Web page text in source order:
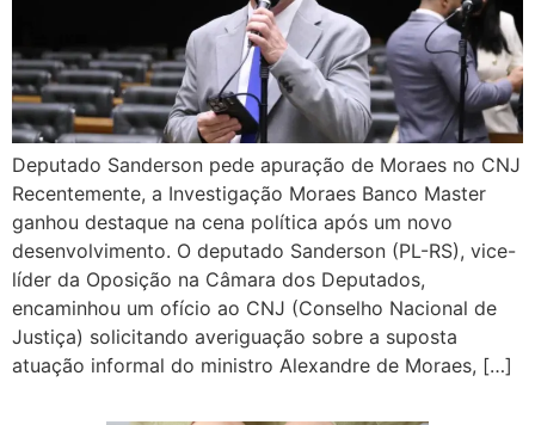
Deputado Sanderson pede apuração de Moraes no CNJ
Recentemente, a Investigação Moraes Banco Master
ganhou destaque na cena política após um novo
desenvolvimento. O deputado Sanderson (PL-RS), vice-
líder da Oposição na Câmara dos Deputados,
encaminhou um ofício ao CNJ (Conselho Nacional de
Justiça) solicitando averiguação sobre a suposta
atuação informal do ministro Alexandre de Moraes, […]